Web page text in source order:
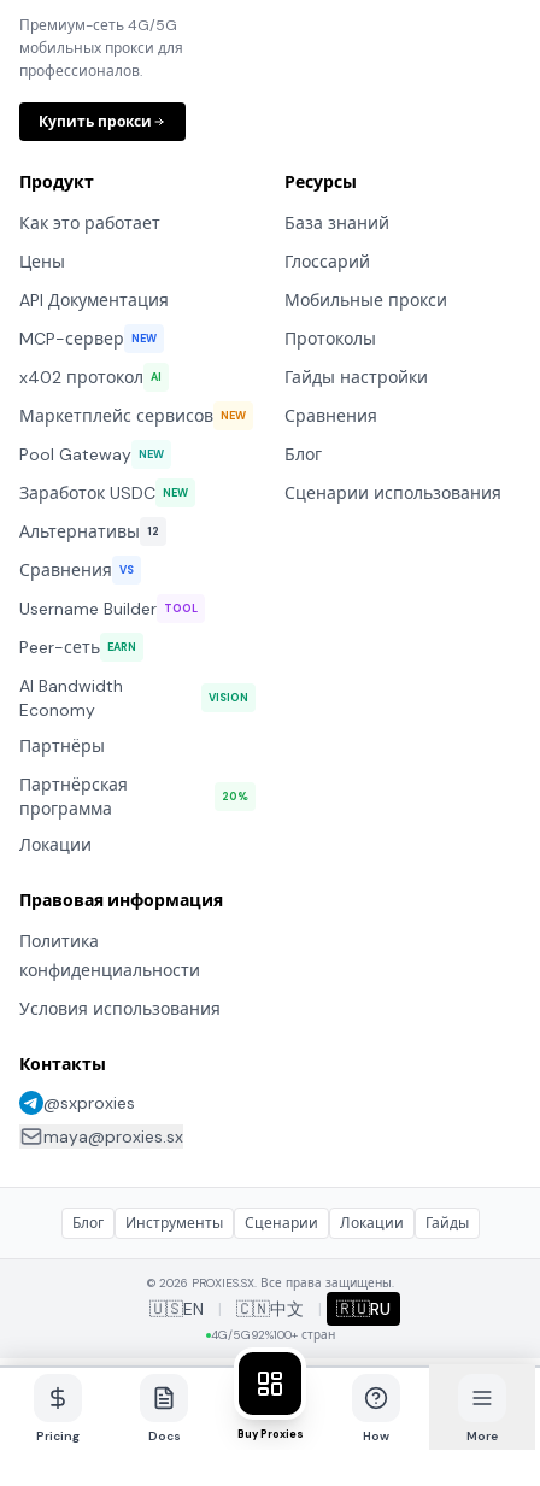
Премиум-сеть 4G/5G
мобильных прокси для
профессионалов.
Купить прокси
Продукт
Как это работает
Цены
API Документация
MCP-сервер NEW
x402 протокол AI
Маркетплейс сервисов NEW
Pool Gateway NEW
Заработок USDC NEW
Альтернативы 12
Сравнения VS
Username Builder TOOL
Peer-сеть EARN
AI Bandwidth
Economy
VISION
Партнёры
Партнёрская
программа
20%
Локации
Ресурсы
База знаний
Глоссарий
Мобильные прокси
Протоколы
Гайды настройки
Сравнения
Блог
Сценарии использования
Правовая информация
Политика
конфиденциальности
Условия использования
Контакты
@sxproxies
maya@proxies.sx
Блог Инструменты Сценарии Локации Гайды
© 2026 PROXIES.SX. Все права защищены.
🇺🇸EN | 🇨🇳中文 | 🇷🇺RU
4G/5G92%100+ стран
Pricing Docs Buy Proxies How More